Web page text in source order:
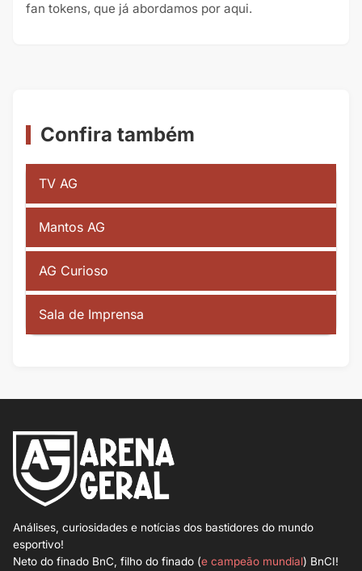
fan tokens, que já abordamos por aqui.
Confira também
TV AG
Mantos AG
AG Curioso
Sala de Imprensa
Análises, curiosidades e notícias dos bastidores do mundo
esportivo!
Neto do finado BnC, filho do finado (e campeão mundial) BnCI!